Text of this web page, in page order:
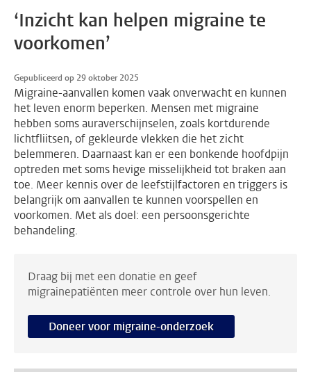
‘Inzicht kan helpen migraine te
voorkomen’
Gepubliceerd op 29 oktober 2025
Migraine-aanvallen komen vaak onverwacht en kunnen
het leven enorm beperken. Mensen met migraine
hebben soms auraverschijnselen, zoals kortdurende
lichtfliitsen, of gekleurde vlekken die het zicht
belemmeren. Daarnaast kan er een bonkende hoofdpijn
optreden met soms hevige misselijkheid tot braken aan
toe. Meer kennis over de leefstijlfactoren en triggers is
belangrijk om aanvallen te kunnen voorspellen en
voorkomen. Met als doel: een persoonsgerichte
behandeling.
Draag bij met een donatie en geef
migrainepatiënten meer controle over hun leven.
Doneer voor migraine-onderzoek